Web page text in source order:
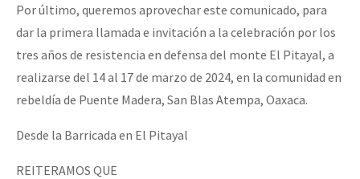
Por último, queremos aprovechar este comunicado, para
dar la primera llamada e invitación a la celebración por los
tres años de resistencia en defensa del monte El Pitayal, a
realizarse del 14 al 17 de marzo de 2024, en la comunidad en
rebeldía de Puente Madera, San Blas Atempa, Oaxaca.
Desde la Barricada en El Pitayal
REITERAMOS QUE